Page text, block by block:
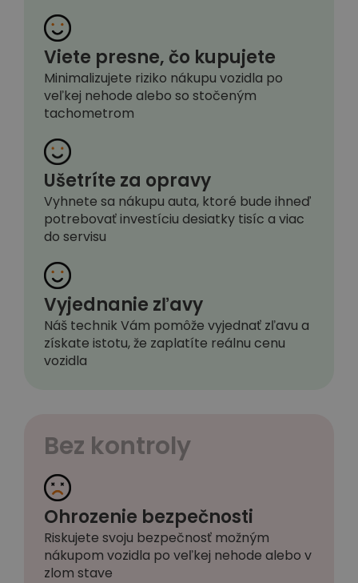
Viete presne, čo kupujete
Minimalizujete riziko nákupu vozidla po
veľkej nehode alebo so stočeným
tachometrom
Ušetríte za opravy
Vyhnete sa nákupu auta, ktoré bude ihneď
potrebovať investíciu desiatky tisíc a viac
do servisu
Vyjednanie zľavy
Náš technik Vám pomôže vyjednať zľavu a
získate istotu, že zaplatíte reálnu cenu
vozidla
Bez kontroly
Ohrozenie bezpečnosti
Riskujete svoju bezpečnosť možným
nákupom vozidla po veľkej nehode alebo v
zlom stave